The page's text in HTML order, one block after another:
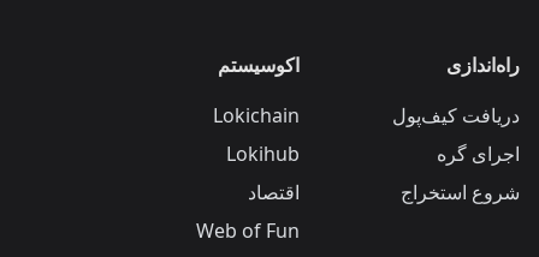
راه‌اندازی
دریافت کیف‌پول
اجرای گره
شروع استخراج
اکوسیستم
Lokichain
Lokihub
اقتصاد
Web of Fun